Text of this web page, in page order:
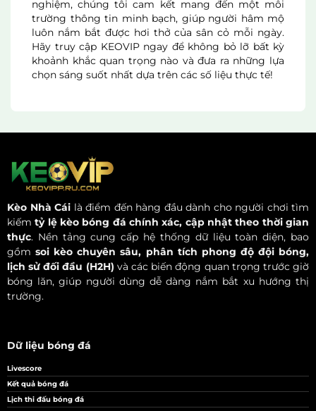
nghiệm, chúng tôi cam kết mang đến một môi
trường thông tin minh bạch, giúp người hâm mộ
luôn nắm bắt được hơi thở của sân cỏ mỗi ngày.
Hãy truy cập KEOVIP ngay để không bỏ lỡ bất kỳ
khoảnh khắc quan trọng nào và đưa ra những lựa
chọn sáng suốt nhất dựa trên các số liệu thực tế!
Kèo Nhà Cái là điểm đến hàng đầu dành cho người chơi tìm
kiếmtỷ lệ kèo bóng đá chính xác, cập nhật theo thời gian
thực. Nền tảng cung cấp hệ thống dữ liệu toàn diện, bao
gồmsoi kèo chuyên sâu, phân tích phong độ đội bóng,
lịch sử đối đầu (H2H) và các biến động quan trọng trước giờ
bóng lăn, giúp người dùng dễ dàng nắm bắt xu hướng thị
trường.
Dữ liệu bóng đá
Livescore
Kết quả bóng đá
Lịch thi đấu bóng đá